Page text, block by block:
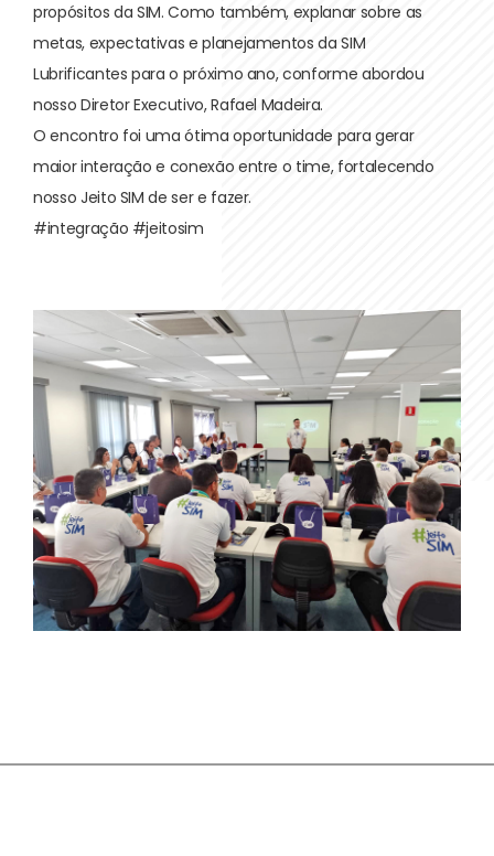
propósitos da SIM. Como também, explanar sobre as
metas, expectativas e planejamentos da SIM
Lubrificantes para o próximo ano, conforme abordou
nosso Diretor Executivo, Rafael Madeira.
O encontro foi uma ótima oportunidade para gerar
maior interação e conexão entre o time, fortalecendo
nosso Jeito SIM de ser e fazer.
#integração #jeitosim